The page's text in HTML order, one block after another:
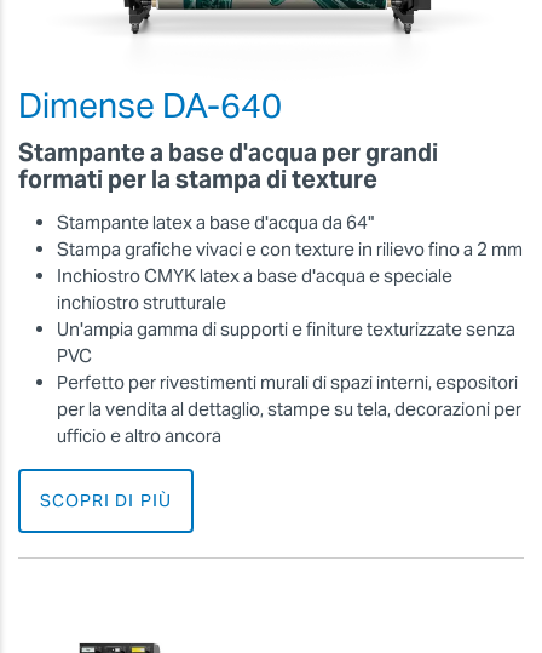
Dimense DA-640
Stampante a base d'acqua per grandi
formati per la stampa di texture
Stampante latex a base d'acqua da 64"
Stampa grafiche vivaci e con texture in rilievo fino a 2 mm
Inchiostro CMYK latex a base d'acqua e speciale
inchiostro strutturale
Un'ampia gamma di supporti e finiture texturizzate senza
PVC
Perfetto per rivestimenti murali di spazi interni, espositori
per la vendita al dettaglio, stampe su tela, decorazioni per
ufficio e altro ancora
SCOPRI DI PIÙ